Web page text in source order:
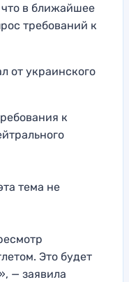
в ближайшее
требований к
от украинского
к
тема не
Это будет
— заявила